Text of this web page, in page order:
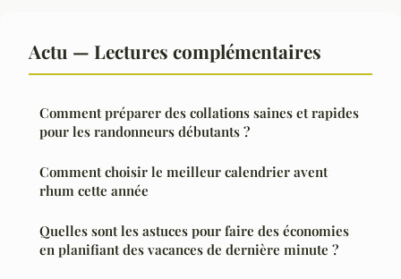
Actu — Lectures complémentaires
Comment préparer des collations saines et rapides
pour les randonneurs débutants ?
Comment choisir le meilleur calendrier avent
rhum cette année
Quelles sont les astuces pour faire des économies
en planifiant des vacances de dernière minute ?